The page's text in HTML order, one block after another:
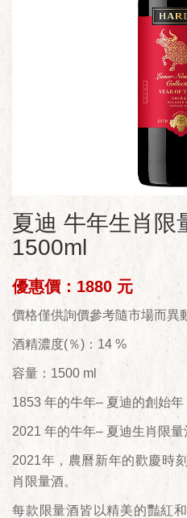
夏迪 牛年生肖限
1500ml
優惠價：1880 元
價格僅供詢價參考隨市場而異
酒精濃度(％)：14 %
容量：1500 ml
1853 年的牛年– 夏迪的創始年
2021 年的牛年– 夏迪生肖限量
2021年，農曆新年的歡慶時
肖限量酒。
每款限量酒皆以精美的豔紅